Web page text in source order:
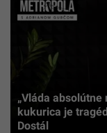
„Vláda
kukurica je
Dostál